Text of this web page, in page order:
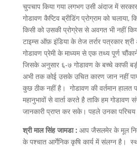
चुपचाप किया गया लगभग उसी अंदाज में
गोडावण कैप्टिव ब्रीडिंग प्रोग्राम को चलाया,
किसी को उसकी प्रोग्रेस से अवगत भी नहीं
टाइम्स ऑफ़ इंडिया के तेज तर्रार पत्रकार
गोडावण प्रेमी के माध्यम से एक तथ्य पूर्ण
जिसके अनुसार ६-७ गोडावण के बच्चे काफी
अभी तक कोई उसके उचित कारण जान नहीं
कुछ ठीक नहीं है। गोडावण की वर्तमान हालत
महानुभावों से वार्ता करते है ताकि हम गोडावण
जानकारी प्राप्त कर सके। पहले उनका परिचय
श्री माल सिंह जामडा : आप जैसलमेर के मूल
के पश्चात आर्गेनिक कृषि कार्य में संलग्न है।